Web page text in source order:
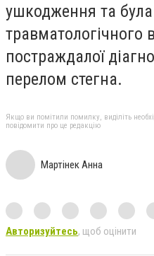
ушкодження та була
травматологічного
постраждалої
перелом стегна.
Якщо ви помітили помилку, виділіть
повідомити про це редакцію
Мартінек Анна
Авторизуйтесь, щоб оцінити